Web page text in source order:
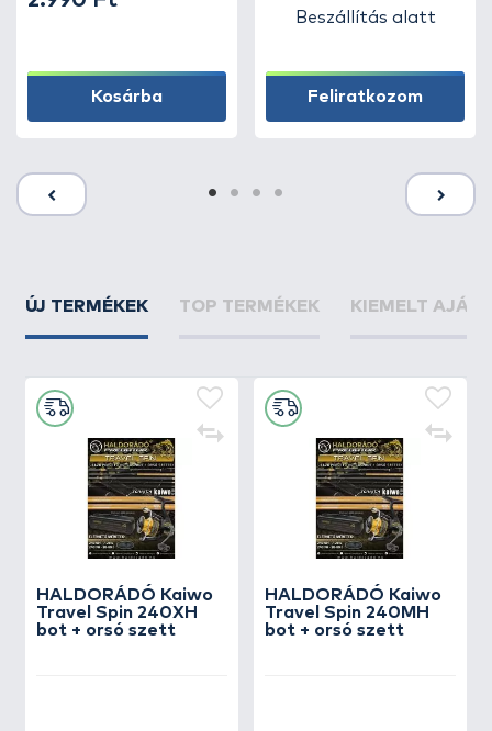
Kosárba
Beszállítás alatt
Feliratkozom
ÚJ TERMÉKEK TOP TERMÉKEK KIEMELT
HALDORÁDÓ Kaiwo
Travel Spin 240XH
bot + orsó szett
HALDORÁDÓ Kaiwo
Travel Spin 240MH
bot + orsó szett